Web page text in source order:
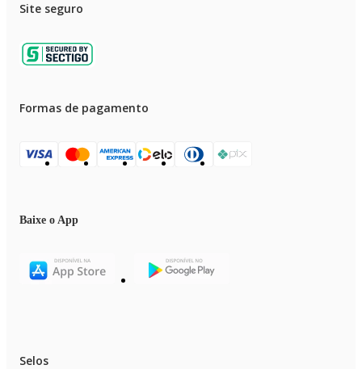
Site seguro
Formas de pagamento
Baixe o App
Selos